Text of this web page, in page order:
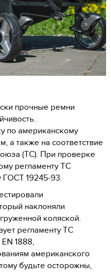
прочные ремни
по американскому
а также на соответствие
(ТС). При проверке
регламенту ТС
ГОСТ 19245-93.
наклоняли
коляской.
регламенту ТС
1888,
американского
будьте осторожны,